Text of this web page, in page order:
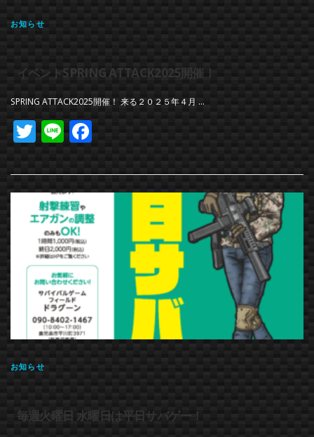
お知らせ
イベントSPRING ATTACK2025開催！
SPRING ATTACK2025開催！ 来る２０２５年４月 …
Twitter
Line
お知らせ
毎週火曜日 水曜日は平日サバゲー！